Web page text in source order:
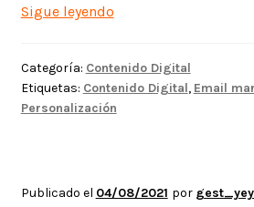
Sigue leyendoPersonalización
marketing
Categoría: Contenido Digital
Etiquetas: Contenido Digital, Email
Personalización
Publicado el 04/08/2021 por